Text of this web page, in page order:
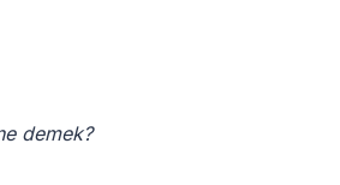
demek?